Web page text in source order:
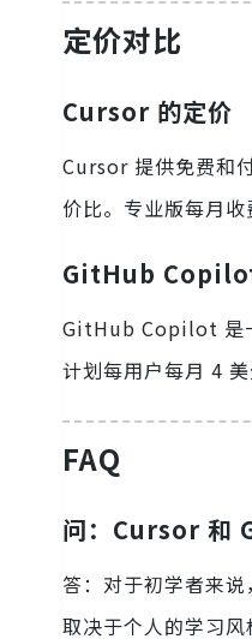
定价对比
Cursor 的定价
Cursor 提供免费和
价比。专业版每月
GitHub
GitHub Copilot 是
计划每用户每月 4
FAQ
问：Cursor 和
答：对于初学者来
取决于个人的学习风